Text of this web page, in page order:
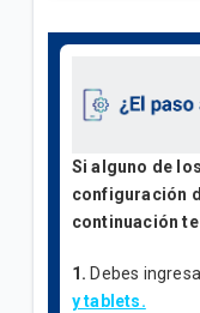
Si alguno de
configuración
continuación
1. Debes
y tablets.